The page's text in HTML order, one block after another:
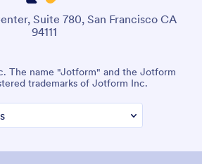
Suite 780, San Francisco CA
94111
The name "Jotform" and the Jotform
trademarks of Jotform Inc.